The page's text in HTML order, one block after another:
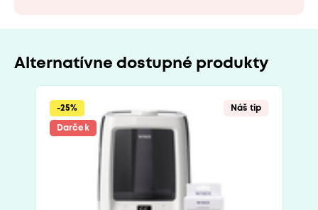
Alternatívne dostupné produkty
Darček
-25% Náš tip